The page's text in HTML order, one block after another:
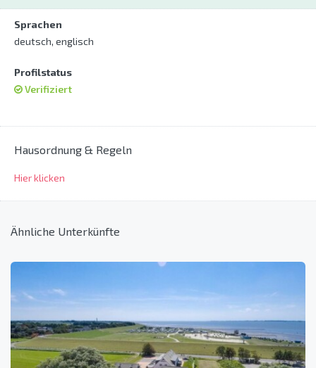
Sprachen
deutsch, englisch
Profilstatus
Verifiziert
Hausordnung & Regeln
Hier klicken
Ähnliche Unterkünfte